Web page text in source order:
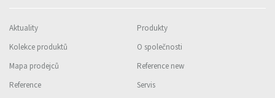
Aktuality
Produkty
Kolekce produktů
O společnosti
Mapa prodejců
Reference new
Reference
Servis